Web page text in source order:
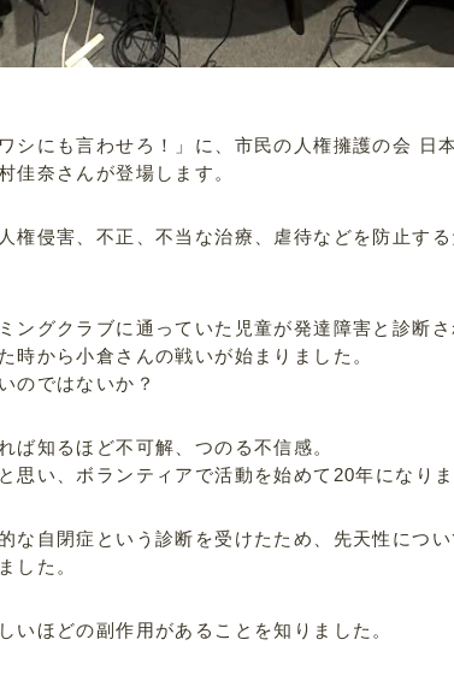
シにも言わせろ！」に、市民の人権擁護の会 日
佳奈さんが登場します。
権侵害、不正、不当な治療、虐待などを防止す
ングクラブに通っていた児童が発達障害と診断
時から小倉さんの戦いが始まりました。
のではないか？
ば知るほど不可解、つのる不信感。
思い、ボランティアで活動を始めて20年になりま
な自閉症という診断を受けたため、先天性につ
した。
いほどの副作用があることを知りました。